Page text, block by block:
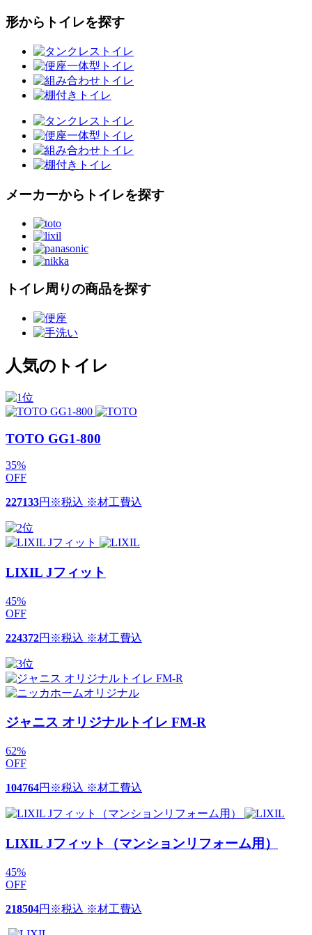
形からトイレを探す
メーカーからトイレを探す
トイレ周りの商品を探す
人気のトイレ
TOTO GG1-800
35%
OFF
227133円 ※税込 ※材工費込
LIXIL Jフィット
45%
OFF
224372円 ※税込 ※材工費込
ジャニス オリジナルトイレ FM-R
62%
OFF
104764円 ※税込 ※材工費込
LIXIL Jフィット（マンションリフォーム用）
45%
OFF
218504円 ※税込 ※材工費込